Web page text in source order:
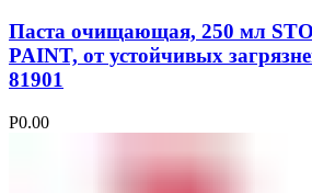
Паста очищающая, 250 мл
PAINT, от устойчивых
81901
Р0.00